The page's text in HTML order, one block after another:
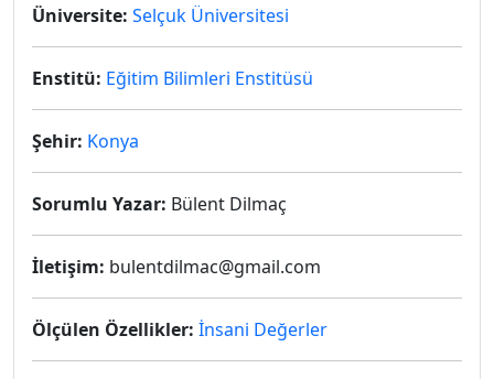
Üniversite: Selçuk Üniversitesi
Enstitü: Eğitim Bilimleri Enstitüsü
Şehir: Konya
Sorumlu Yazar: Bülent Dilmaç
İletişim: bulentdilmac@gmail.com
Ölçülen Özellikler: İnsani Değerler